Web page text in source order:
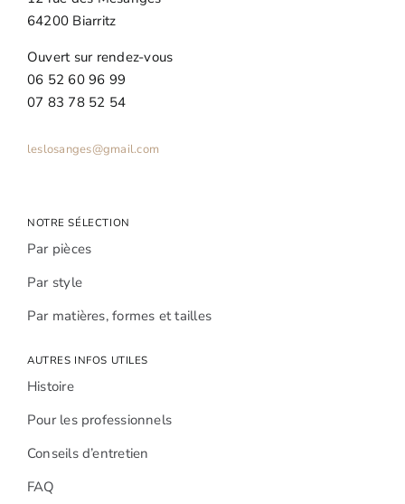
64200 Biarritz
Ouvert sur rendez-vous
06 52 60 96 99
07 83 78 52 54
leslosanges@gmail.com
NOTRE SÉLECTION
Par pièces
Par style
Par matières, formes et tailles
AUTRES INFOS UTILES
Histoire
Pour les professionnels
Conseils d’entretien
FAQ